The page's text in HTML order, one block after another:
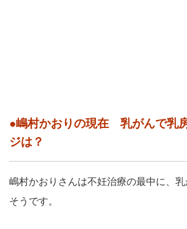
●嶋村かおりの現在 乳がんで乳
ジは？
嶋村かおりさんは不妊治療の最中に、
そうです。